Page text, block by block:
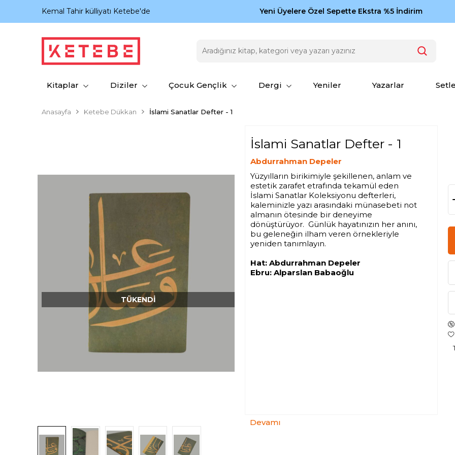
Kemal Tahir külliyatı Ketebe'de Zamansız eserler Ketebe'de: Cengiz Aytmatov
Yeni Üyelere Özel Sepette Ekstra %5 İndirim
Kitaplar Diziler Çocuk Gençlik Dergi Yeniler Yazarlar
Anasayfa Ketebe Dükkan İslami Sanatlar Defter - 1
TÜKENDI
İslami Sanatlar Defter - 1
Abdurrahman Depeler
Yüzyılların birikimiyle şekillenen, anlam ve
estetik zarafet etrafında tekamül eden
İslami Sanatlar Koleksiyonu defterleri,
kaleminizle yazı arasındaki münasebeti not
almanın ötesinde bir deneyime
dönüştürüyor. Günlük hayatınızın her anını,
bu geleneğin ilham veren örnekleriyle
yeniden tanımlayın.
Hat: Abdurrahman Depeler
Ebru: Alparslan Babaoğlu
Devamı